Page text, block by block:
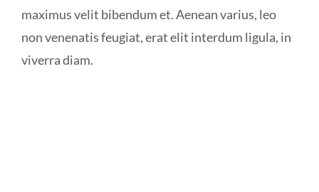
maximus velit bibendum et. Aenean varius, leo
non venenatis feugiat, erat elit interdum ligula, in
viverra diam.